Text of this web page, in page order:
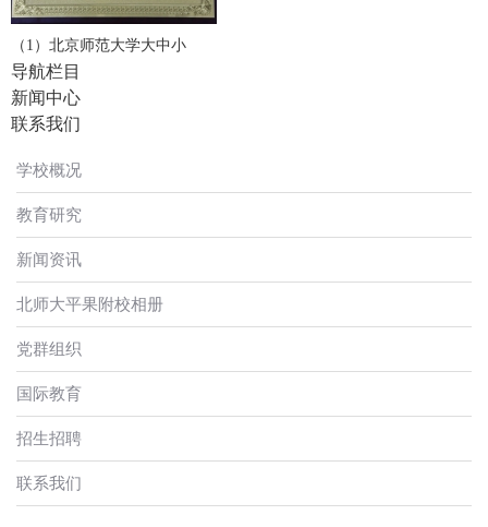
（1）北京师范大学大中小
导航栏目
新闻中心
联系我们
学校概况
教育研究
新闻资讯
北师大平果附校相册
党群组织
国际教育
招生招聘
联系我们